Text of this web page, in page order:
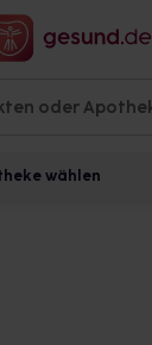
wählen